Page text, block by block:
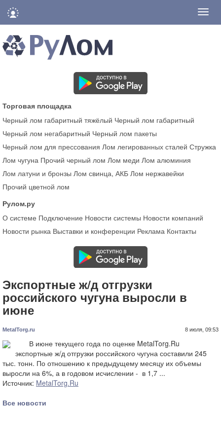
Торговая площадка
Черный лом габаритный тяжёлый Черный лом габаритный
Черный лом негабаритный Черный лом пакеты
Черный лом для прессования Лом легированных сталей Стружка
Лом чугуна Прочий черный лом Лом меди Лом алюминия
Лом латуни и бронзы Лом свинца, АКБ Лом нержавейки
Прочий цветной лом
Рулом.ру
О системе Подключение Новости системы Новости компаний
Новости рынка Выставки и конференции Реклама Контакты
Экспортные ж/д отгрузки
российского чугуна выросли в
июне
MetalTorg.ru 8 июля, 09:53
В июне текущего года по оценке MetalTorg.Ru
экспортные ж/д отгрузки российского чугуна составили 245
тыс. тонн. По отношению к предыдущему месяцу их объемы
выросли на 6%, а в годовом исчислении - в 1,7 ...
Источник: MetalTorg.Ru
Все новости